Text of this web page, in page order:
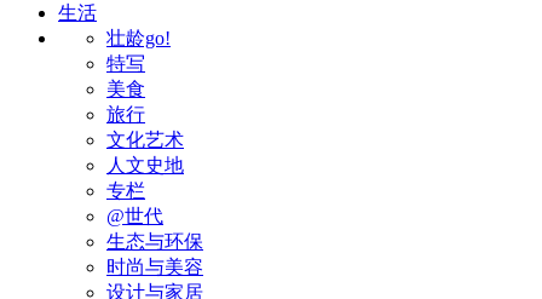
生活
壮龄go!
特写
美食
旅行
文化艺术
人文史地
专栏
@世代
生态与环保
时尚与美容
设计与家居